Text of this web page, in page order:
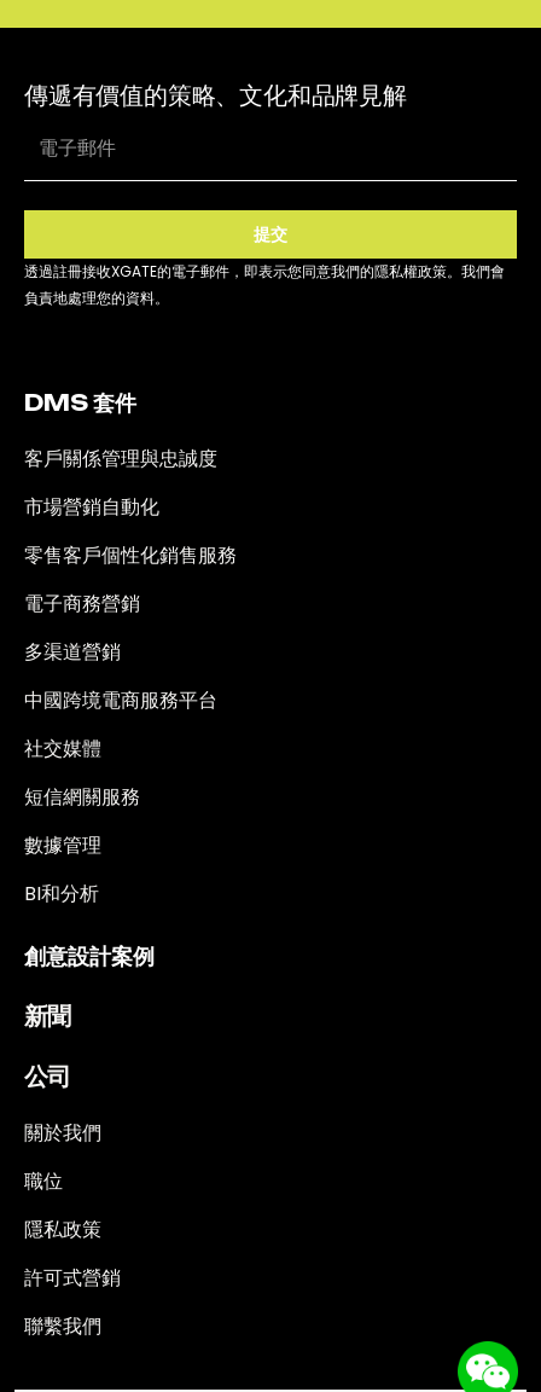
傳遞有價值的策略、文化和品牌見解
提交
透過註冊接收XGATE的電子郵件，即表示您同意我們的隱私權政策。我們會
負責地處理您的資料。
DMS 套件
客戶關係管理與忠誠度
市場營銷自動化
零售客戶個性化銷售服務
電子商務營銷
多渠道營銷
中國跨境電商服務平台
社交媒體
短信網關服務
數據管理
BI和分析
創意設計案例
新聞
公司
關於我們
職位
隱私政策
許可式營銷
聯繫我們